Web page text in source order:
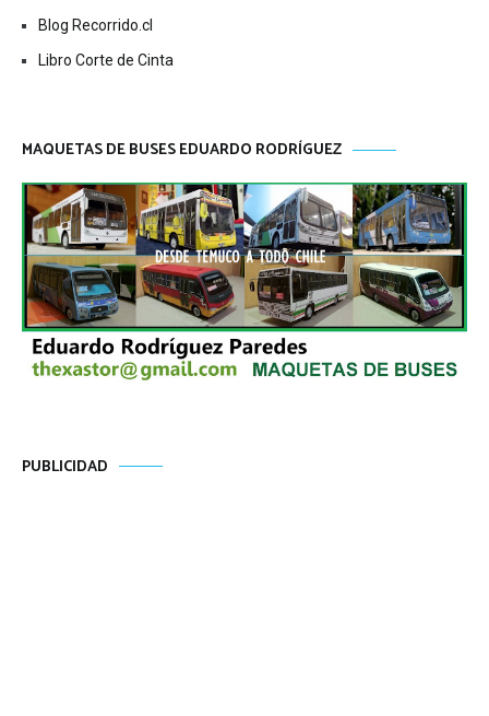
Blog Recorrido.cl
Libro Corte de Cinta
MAQUETAS DE BUSES EDUARDO RODRÍGUEZ
PUBLICIDAD